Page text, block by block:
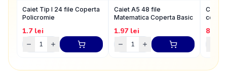
Caiet Tip I 24 file Coperta
Policromie
1.7lei
Caiet A5 48 file
Matematica Coperta Basic
1.97lei
conic
8.05